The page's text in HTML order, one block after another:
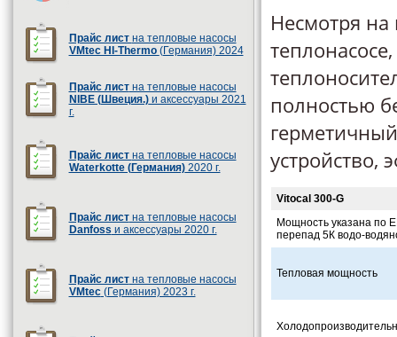
Прайс лист на тепловые насосы
VMtec HI-Thermo (Германия) 2024
Прайс листна тепловые насосы
NIBE (Швеция.)и аксессуары 2021
г.
Прайс лист на тепловые насосы
Waterkotte (Германия)2020 г.
Прайс листна тепловые насосы
Danfoss и аксессуары 2020 г.
Прайс листна тепловые насосы
VMtec(Германия) 2023 г.
Несмотря
полностью
Vitocal 300-G
Мощность указана по
перепад 5К водо-
Тепловая мощность